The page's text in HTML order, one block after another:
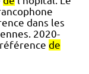
dans les
2020-
référence de